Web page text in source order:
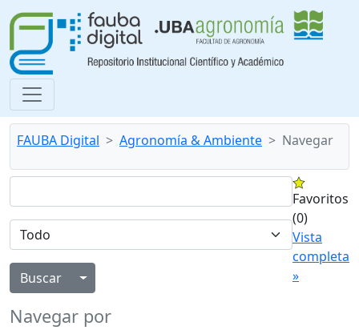
FAUBA Digital Agronomía & Ambiente Navegar
Alternar menú desplegable
Favoritos
(0)
Vista
completa
»
Navegar por